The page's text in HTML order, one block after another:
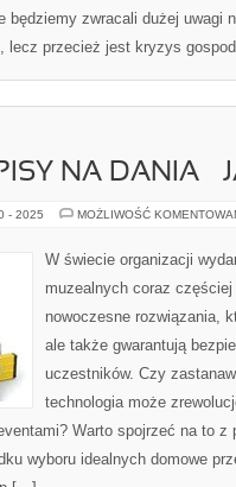
zwracali dużej uwagi
lecz przecież jest kryzys
NA DANIA –
- 2025 MOŻLIWOŚĆ
W świecie organizacji
muzealnych coraz
nowoczesne rozwiązania,
ale także gwarantują
uczestników. Czy
technologia może
Warto spojrzeć na to z
wyboru idealnych domowe